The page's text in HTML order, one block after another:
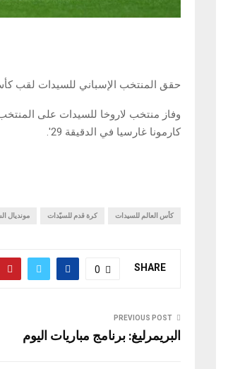
حقق المنتخب الإسباني للسيدات لقب كأس
وفاز منتخب لاروخا للسيدات على
كارمونا غارسيا في الدقيقة 29′.
كأس العالم للسيدات كرة قدم للسيّدات مونديال
SHARE
0
PREVIOUS POST
البريمرليغ: برنامج مباريات اليوم